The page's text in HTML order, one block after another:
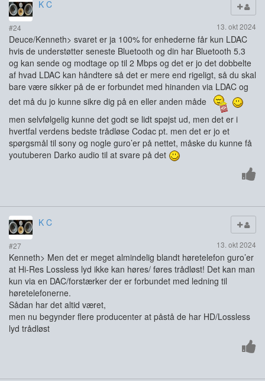
K C
#24 13. okt 2024
Deuce/Kenneth> svaret er ja 100% for enhederne får kun LDAC
hvis de understøtter seneste Bluetooth og din har Bluetooth 5.3
og kan sende og modtage op til 2 Mbps og det er jo det dobbelte
af hvad LDAC kan håndtere så det er mere end rigeligt, så du skal
bare være sikker på de er forbundet med hinanden via LDAC og
det må du jo kunne sikre dig på en eller anden måde
men selvfølgelig kunne det godt se lidt spøjst ud, men det er i
hvertfal verdens bedste trådløse Codac pt. men det er jo et
spørgsmål til sony og nogle guro’er på nettet, måske du kunne få
youtuberen Darko audio til at svare på det
K C
#27 13. okt 2024
Kenneth> Men det er meget almindelig blandt høretelefon guro’er
at Hi-Res Lossless lyd ikke kan høres/ føres trådløst! Det kan man
kun via en DAC/forstærker der er forbundet med ledning til
høretelefonerne.
Sådan har det altid været,
men nu begynder flere producenter at påstå de har HD/Lossless
lyd trådløst